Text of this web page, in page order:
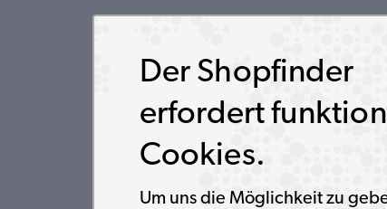
Der Shopfinder
erfordert
Cookies.
Um uns die Möglichkeit zu